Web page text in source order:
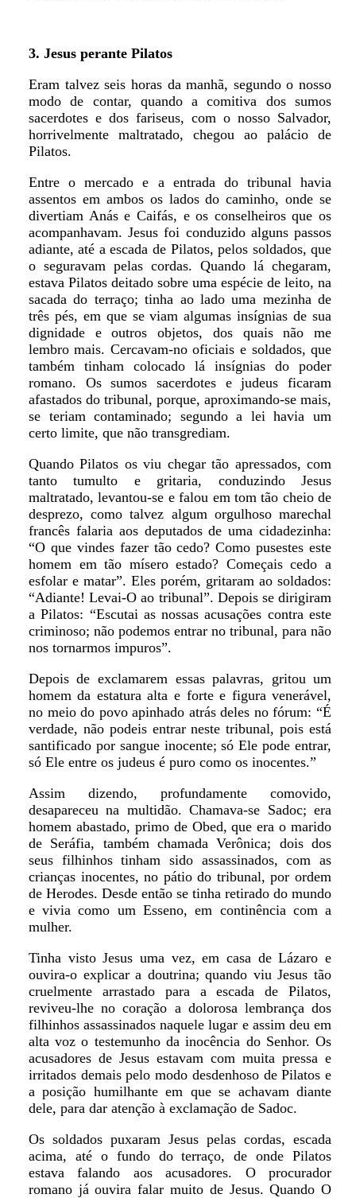
3. Jesus perante Pilatos
Eram talvez seis horas da manhã, segundo o nosso
modo de contar, quando a comitiva dos sumos
sacerdotes e dos fariseus, com o nosso Salvador,
horrivelmente maltratado, chegou ao palácio de
Pilatos.
Entre o mercado e a entrada do tribunal havia
assentos em ambos os lados do caminho, onde se
divertiam Anás e Caifás, e os conselheiros que os
acompanhavam. Jesus foi conduzido alguns passos
adiante, até a escada de Pilatos, pelos soldados, que
o seguravam pelas cordas. Quando lá chegaram,
estava Pilatos deitado sobre uma espécie de leito, na
sacada do terraço; tinha ao lado uma mezinha de
três pés, em que se viam algumas insígnias de sua
dignidade e outros objetos, dos quais não me
lembro mais. Cercavam-no oficiais e soldados, que
também tinham colocado lá insígnias do poder
romano. Os sumos sacerdotes e judeus ficaram
afastados do tribunal, porque, aproximando-se mais,
se teriam contaminado; segundo a lei havia um
certo limite, que não transgrediam.
Quando Pilatos os viu chegar tão apressados, com
tanto tumulto e gritaria, conduzindo Jesus
maltratado, levantou-se e falou em tom tão cheio de
desprezo, como talvez algum orgulhoso marechal
francês falaria aos deputados de uma cidadezinha:
“O que vindes fazer tão cedo? Como pusestes este
homem em tão mísero estado? Começais cedo a
esfolar e matar”. Eles porém, gritaram ao soldados:
“Adiante! Levai-O ao tribunal”. Depois se dirigiram
a Pilatos: “Escutai as nossas acusações contra este
criminoso; não podemos entrar no tribunal, para não
nos tornarmos impuros”.
Depois de exclamarem essas palavras, gritou um
homem da estatura alta e forte e figura venerável,
no meio do povo apinhado atrás deles no fórum: “É
verdade, não podeis entrar neste tribunal, pois está
santificado por sangue inocente; só Ele pode entrar,
só Ele entre os judeus é puro como os inocentes.”
Assim dizendo, profundamente comovido,
desapareceu na multidão. Chamava-se Sadoc; era
homem abastado, primo de Obed, que era o marido
de Seráfia, também chamada Verônica; dois dos
seus filhinhos tinham sido assassinados, com as
crianças inocentes, no pátio do tribunal, por ordem
de Herodes. Desde então se tinha retirado do mundo
e vivia como um Esseno, em continência com a
mulher.
Tinha visto Jesus uma vez, em casa de Lázaro e
ouvira-o explicar a doutrina; quando viu Jesus tão
cruelmente arrastado para a escada de Pilatos,
reviveu-lhe no coração a dolorosa lembrança dos
filhinhos assassinados naquele lugar e assim deu em
alta voz o testemunho da inocência do Senhor. Os
acusadores de Jesus estavam com muita pressa e
irritados demais pelo modo desdenhoso de Pilatos e
a posição humilhante em que se achavam diante
dele, para dar atenção à exclamação de Sadoc.
Os soldados puxaram Jesus pelas cordas, escada
acima, até o fundo do terraço, de onde Pilatos
estava falando aos acusadores. O procurador
romano já ouvira falar muito de Jesus. Quando O